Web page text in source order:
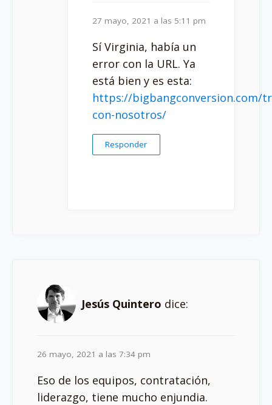
27 mayo, 2021 a las 5:11 pm
Sí Virginia, había un
error con la URL. Ya
está bien y es esta:
https://bigbangconversion.com/
con-nosotros/
Responder
Jesús Quintero dice:
26 mayo, 2021 a las 7:34 pm
Eso de los equipos, contratación,
liderazgo, tiene mucho enjundia.